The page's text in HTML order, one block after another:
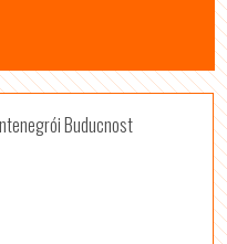
Buducnost